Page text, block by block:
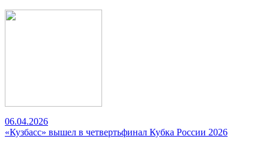
06.04.2026
«Кузбасс» вышел в четвертьфинал Кубка России 2026